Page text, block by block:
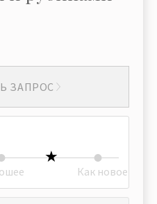
ЗАПРОС
Как новое